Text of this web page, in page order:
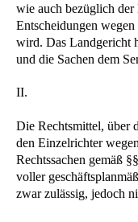
wie auch bezüglich der
Entscheidungen
wird. Das Landgericht
und die Sachen dem
II.
Die Rechtsmittel, über
den Einzelrichter
Rechtssachen gemäß
voller
zwar zulässig, jedoch